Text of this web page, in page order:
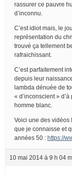
rassurer ce pauvre
d’inconnu.
C’est idiot mais, le
représentation du
trouvé ça tellement
rafraichissant.
C’est parfaitement
depuis leur
lambda dénuée de
« d’inconscient »
homme blanc.
Voici une des vidéos
que je connaisse et
années 50 : https://
10 mai 2014 à 9 h 04